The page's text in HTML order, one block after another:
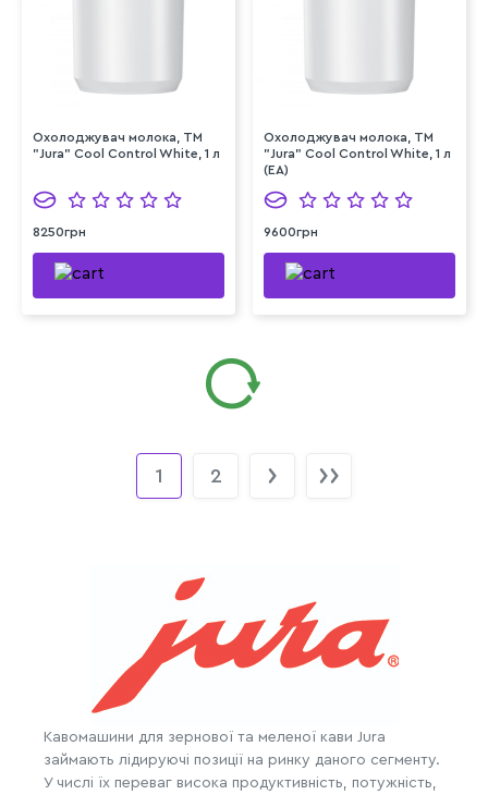
Охолоджувач молока, ТМ
"Jura" Cool Control White, 1 л
8250грн
Охолоджувач молока, ТМ
"Jura" Cool Control White, 1 л
(EA)
9600грн
1 2
Кавомашини для зернової та меленої кави Jura
займають лідируючі позиції на ринку даного сегменту.
У числі їх переваг висока продуктивність, потужність,